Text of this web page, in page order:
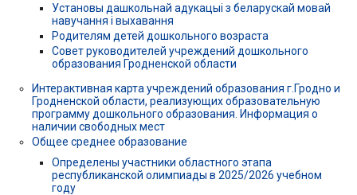
Установы дашкольнай адукацыі з беларускай мовай
навучання і выхавання
Родителям детей дошкольного возраста
Совет руководителей учреждений дошкольного
образования Гродненской области
Интерактивная карта учреждений образования г.Гродно и
Гродненской области, реализующих образовательную
программу дошкольного образования. Информация о
наличии свободных мест
Общее среднее образование
Определены участники областного этапа
республиканской олимпиады в 2025/2026 учебном
году